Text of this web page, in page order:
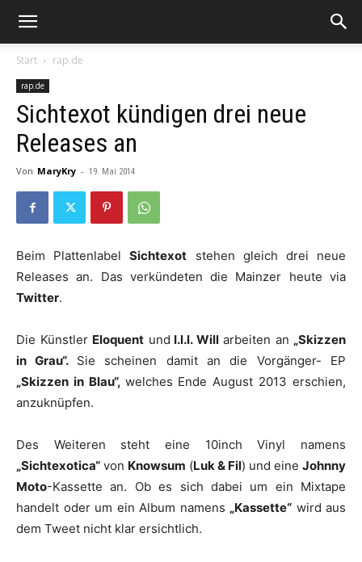
Start rap.de
rap.de
Sichtexot kündigen drei neue
Releases an
Von MaryKry - 19. Mai 2014
Beim PlattenlabelSichtexot stehen gleich drei neue
Releases an. Das verkündeten die Mainzer heute via
Twitter.
Die Künstler Eloquent und I.l.l. Willarbeiten an „Skizzen
in Grau“. Sie scheinen damit an die Vorgänger- EP
„Skizzen in Blau“, welches Ende August 2013 erschien,
anzuknüpfen.
Des Weiteren steht eine 10inch Vinyl namens
„Sichtexotica“ von Knowsum (Luk & Fil) und eine Johnny
Moto-Kassette an. Ob es sich dabei um ein Mixtape
handelt oder um ein Album namens „Kassette“ wird aus
dem Tweet nicht klar ersichtlich.